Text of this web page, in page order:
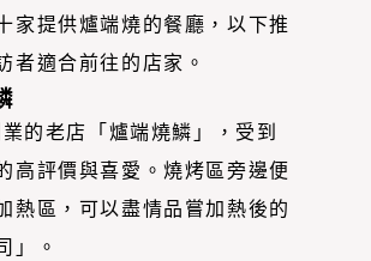
家提供爐端燒的餐廳，以下推
者適合前往的店家。
的老店「爐端燒鱗」，受到
高評價與喜愛。燒烤區旁邊便
熱區，可以盡情品嘗加熱後的
」。